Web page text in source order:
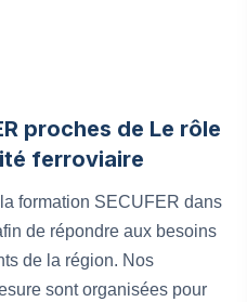
proches de Le rôle
ferroviaire
formation SECUFER dans
de répondre aux besoins
de la région. Nos
sont organisées pour